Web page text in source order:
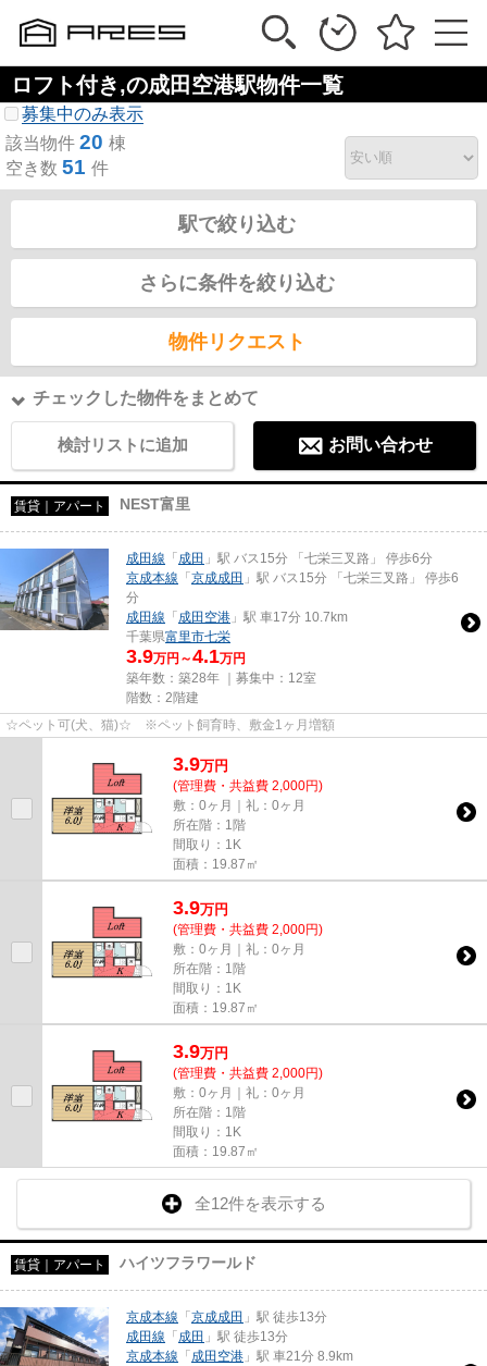
ロフト付き,の成田空港駅物件一覧
募集中のみ表示
該当物件 20 棟
空き数 51 件
駅で絞り込む
さらに条件を絞り込む
物件リクエスト
チェックした物件をまとめて
検討リストに追加 お問い合わせ
賃貸｜アパート NEST富里
成田線 「成田 」駅 バス15分 「七栄三叉路」 停歩6分
京成本線 「京成成田 」駅 バス15分 「七栄三叉路」 停歩6
分
成田線 「成田空港 」駅 車17分 10.7km
千葉県富里市七栄
3.9万円～4.1万円
築年数：築28年 ｜募集中： 12室
階数：2階建
☆ペット可(犬、猫)☆ ※ペット飼育時、敷金1ヶ月増額
3.9万円
(管理費・共益費 2,000円)
敷：0ヶ月｜礼：0ヶ月
所在階：1階
間取り：1K
面積：19.87㎡
3.9万円
(管理費・共益費 2,000円)
敷：0ヶ月｜礼：0ヶ月
所在階：1階
間取り：1K
面積：19.87㎡
3.9万円
(管理費・共益費 2,000円)
敷：0ヶ月｜礼：0ヶ月
所在階：1階
間取り：1K
面積：19.87㎡
全12件を表示する
賃貸｜アパート ハイツフラワールド
京成本線 「京成成田 」駅 徒歩13分
成田線 「成田 」駅 徒歩13分
京成本線 「成田空港 」駅 車21分 8.9km